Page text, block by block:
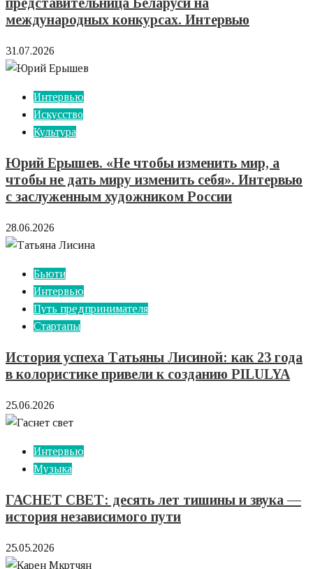
международных конкурсах. Интервью
31.07.2026
Интервью
Искусство
Культура
Юрий Ерышев. «Не чтобы изменить мир, а
чтобы не дать миру изменить себя». Интервью
с заслуженным художником России
28.06.2026
Бьюти
Интервью
Путь предпринимателя
Стартапы
История успеха Татьяны Лисиной: как 23 года
в колористике привели к созданию PILULYA
25.06.2026
Интервью
Музыка
ГАСНЕТ СВЕТ: десять лет тишины и звука —
история независимого пути
25.05.2026